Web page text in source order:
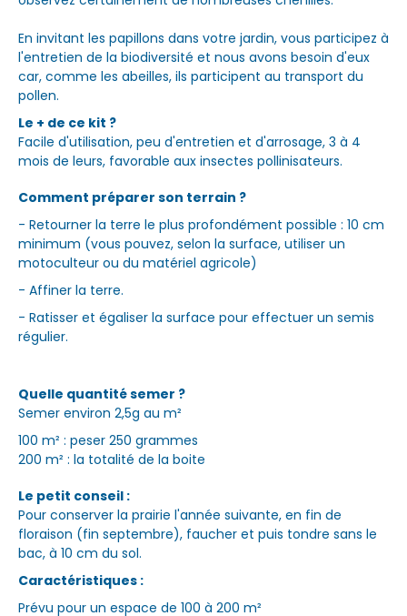
En invitant les papillons dans votre jardin, vous participez à
l'entretien de la biodiversité et nous avons besoin d'eux
car, comme les abeilles, ils participent au transport du
pollen.
Le + de ce kit ?
Facile d'utilisation, peu d'entretien et d'arrosage, 3 à 4
mois de leurs, favorable aux insectes pollinisateurs.
Comment préparer son terrain ?
- Retourner la terre le plus profondément possible : 10 cm
minimum (vous pouvez, selon la surface, utiliser un
motoculteur ou du matériel agricole)
- Affiner la terre.
- Ratisser et égaliser la surface pour effectuer un semis
régulier.
Quelle quantité semer ?
Semer environ 2,5g au m²
100 m² : peser 250 grammes
200 m² : la totalité de la boite
Le petit conseil :
Pour conserver la prairie l'année suivante, en fin de
floraison (fin septembre), faucher et puis tondre sans le
bac, à 10 cm du sol.
Caractéristiques :
Prévu pour un espace de 100 à 200 m²